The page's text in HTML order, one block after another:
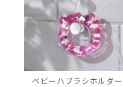
ベビーハブラシホルダー